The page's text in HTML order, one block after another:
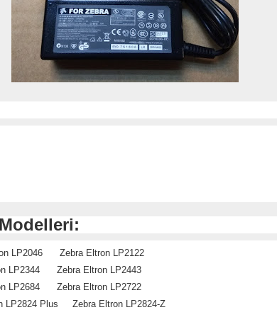
LP2046 Zebra Eltron LP2122
LP2344 Zebra Eltron LP2443
LP2684 Zebra Eltron LP2722
Plus Zebra Eltron LP2824-Z